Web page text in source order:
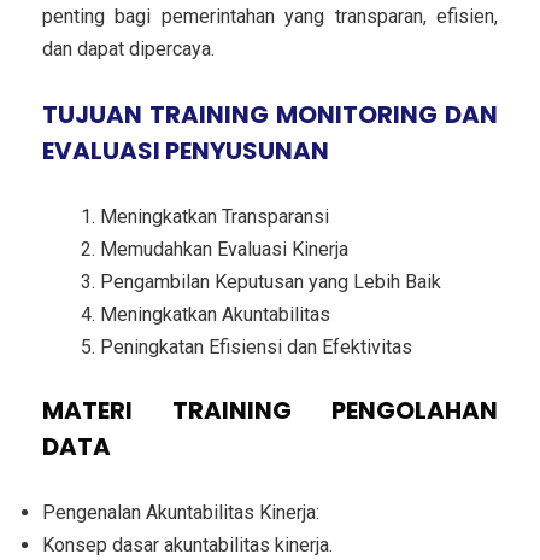
penting bagi pemerintahan yang transparan, efisien,
dan dapat dipercaya.
TUJUAN TRAINING MONITORING DAN
EVALUASI PENYUSUNAN
Meningkatkan Transparansi
Memudahkan Evaluasi Kinerja
Pengambilan Keputusan yang Lebih Baik
Meningkatkan Akuntabilitas
Peningkatan Efisiensi dan Efektivitas
MATERI TRAINING PENGOLAHAN
DATA
Pengenalan Akuntabilitas Kinerja:
Konsep dasar akuntabilitas kinerja.